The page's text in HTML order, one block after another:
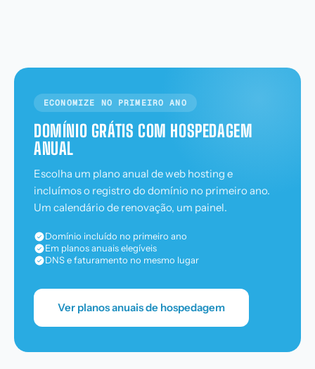
ECONOMIZE NO PRIMEIRO ANO
DOMÍNIO GRÁTIS COM HOSPEDAGEM
ANUAL
Escolha um plano anual de web hosting e
incluímos o registro do domínio no primeiro ano.
Um calendário de renovação, um painel.
Domínio incluído no primeiro ano
Em planos anuais elegíveis
DNS e faturamento no mesmo lugar
Ver planos anuais de hospedagem